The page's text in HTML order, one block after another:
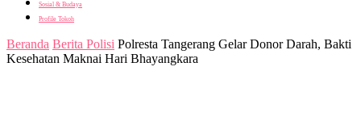
Sosial & Budaya
Profile Tokoh
Beranda Berita Polisi Polresta Tangerang Gelar Donor Darah, Bakti
Kesehatan Maknai Hari Bhayangkara